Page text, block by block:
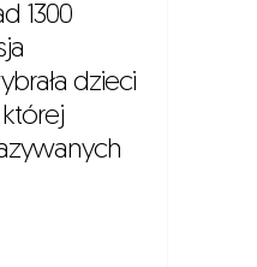
1300
dzieci